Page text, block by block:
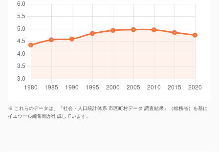
※ これらのデータは、「社会・人口統計体系 市区町村データ 調査結果」（総務省）を基に
イエウール編集部が作成しています。